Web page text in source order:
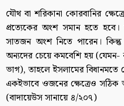
যৌথ বা শরিকানা কোরবানির
প্রত্যেকের অংশ সমান হতে
সাতজন অংশ নিতে পারেন।
অন্যদের চেয়ে কমবেশি হয়
ভাগ), তাহলে ইসলামের বিধানমতে
একইভাবে ওজনের ক্ষেত্রেও সঠিক
(বাদায়েউস সানায়ে ৪/২০৭)